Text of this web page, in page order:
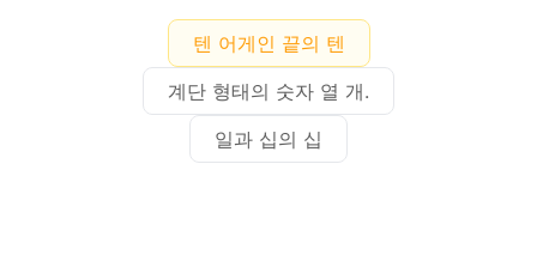
텐 어게인 끝의 텐
계단 형태의 숫자 열 개.
일과 십의 십